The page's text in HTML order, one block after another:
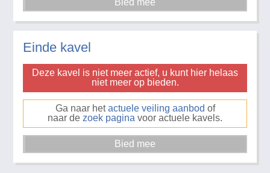
Einde kavel
Deze kavel is niet meer actief, u kunt hier helaas
niet meer op bieden.
Ga naar hetactuele veiling aanbod of
naar de zoek pagina voor actuele kavels.